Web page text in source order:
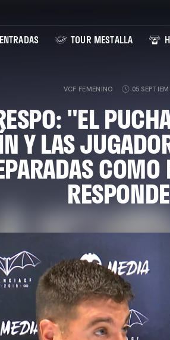
ENTRADAS TOUR MESTALLA
VCF FEMENINO 05
"EL
Y LAS